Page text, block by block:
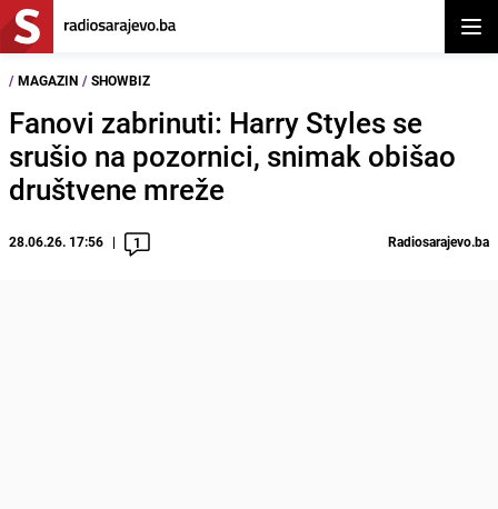
/ MAGAZIN / SHOWBIZ
Fanovi zabrinuti: Harry Styles se
srušio na pozornici, snimak obišao
društvene mreže
28.06.26. 17:56 1 Radiosarajevo.ba